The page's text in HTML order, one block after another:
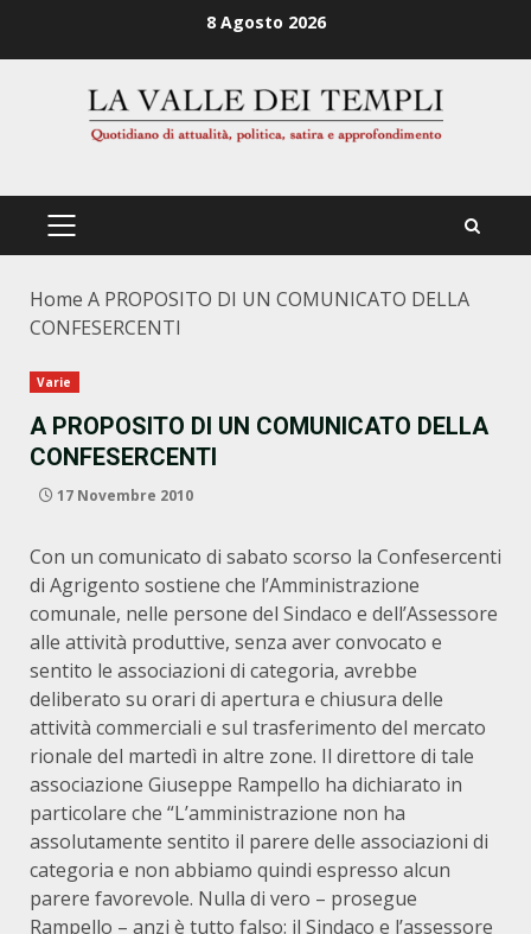
8 Agosto 2026
PRIMÄRES
Home A PROPOSITO DI UN COMUNICATO DELLA
CONFESERCENTI
Varie
A PROPOSITO DI UN COMUNICATO DELLA
CONFESERCENTI
17 Novembre 2010
Con un comunicato di sabato scorso la Confesercenti
di Agrigento sostiene che l’Amministrazione
comunale, nelle persone del Sindaco e dell’Assessore
alle attività produttive, senza aver convocato e
sentito le associazioni di categoria, avrebbe
deliberato su orari di apertura e chiusura delle
attività commerciali e sul trasferimento del mercato
rionale del martedì in altre zone. Il direttore di tale
associazione Giuseppe Rampello ha dichiarato in
particolare che “L’amministrazione non ha
assolutamente sentito il parere delle associazioni di
categoria e non abbiamo quindi espresso alcun
parere favorevole. Nulla di vero – prosegue
Rampello – anzi è tutto falso: il Sindaco e l’assessore